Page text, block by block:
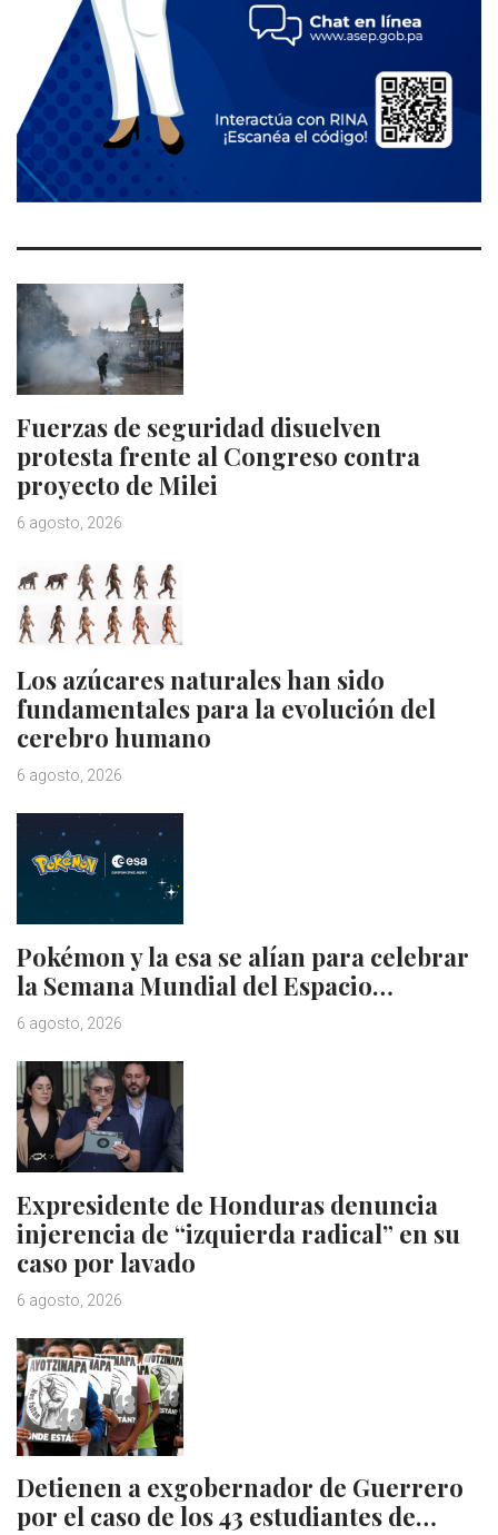
Fuerzas de seguridad disuelven
protesta frente al Congreso contra
proyecto de Milei
6 agosto, 2026
Los azúcares naturales han sido
fundamentales para la evolución del
cerebro humano
6 agosto, 2026
Pokémon y la esa se alían para celebrar
la Semana Mundial del Espacio…
6 agosto, 2026
Expresidente de Honduras denuncia
injerencia de “izquierda radical” en su
caso por lavado
6 agosto, 2026
Detienen a exgobernador de Guerrero
por el caso de los 43 estudiantes de…